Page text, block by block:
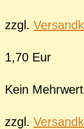
zzgl.
1,70 Eur
Kein
zzgl.